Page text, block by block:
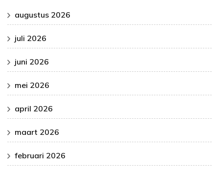
augustus 2026
juli 2026
juni 2026
mei 2026
april 2026
maart 2026
februari 2026